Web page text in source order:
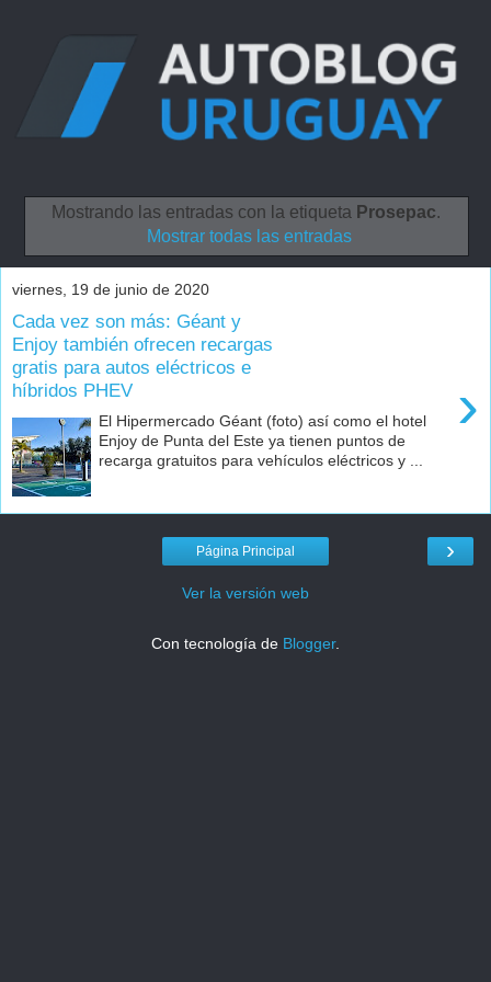
Mostrando las entradas con la etiqueta Prosepac.
Mostrar todas las entradas
viernes, 19 de junio de 2020
Cada vez son más: Géant y
Enjoy también ofrecen recargas
gratis para autos eléctricos e
híbridos PHEV
›
El Hipermercado Géant (foto) así como el hotel
Enjoy de Punta del Este ya tienen puntos de
recarga gratuitos para vehículos eléctricos y ...
›
Página Principal
Ver la versión web
Con tecnología de Blogger.